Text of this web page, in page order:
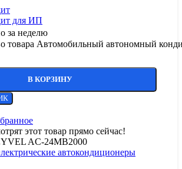
для ИП
за неделю
товара Автомобильный автономный
В КОРЗИНУ
этот товар прямо сейчас!
AC-24MB2000
автокондиционеры